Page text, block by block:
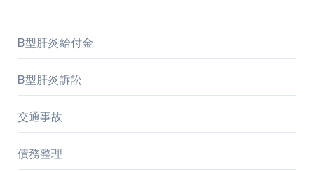
B型肝炎給付金
B型肝炎訴訟
交通事故
債務整理